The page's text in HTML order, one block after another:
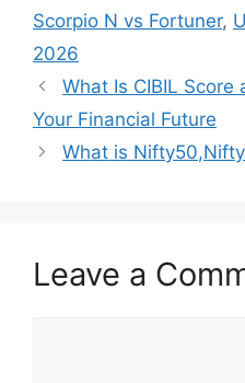
Scorpio N vs Fortuner,
2026
What Is CIBIL
Your Financial Future
What is Nifty50,Nifty
Leave a